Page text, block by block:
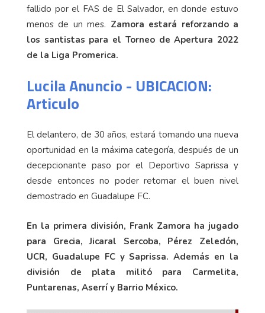
fallido por el FAS de El Salvador, en donde estuvo
menos de un mes. Zamora estará reforzando a
los santistas para el Torneo de Apertura 2022
de la Liga Promerica.
Lucila Anuncio - UBICACION:
Articulo
El delantero, de 30 años, estará tomando una nueva
oportunidad en la máxima categoría, después de un
decepcionante paso por el Deportivo Saprissa y
desde entonces no poder retomar el buen nivel
demostrado en Guadalupe FC.
En la primera división, Frank Zamora ha jugado
para Grecia, Jicaral Sercoba, Pérez Zeledón,
UCR, Guadalupe FC y Saprissa. Además en la
división de plata militó para Carmelita,
Puntarenas, Aserrí y Barrio México.